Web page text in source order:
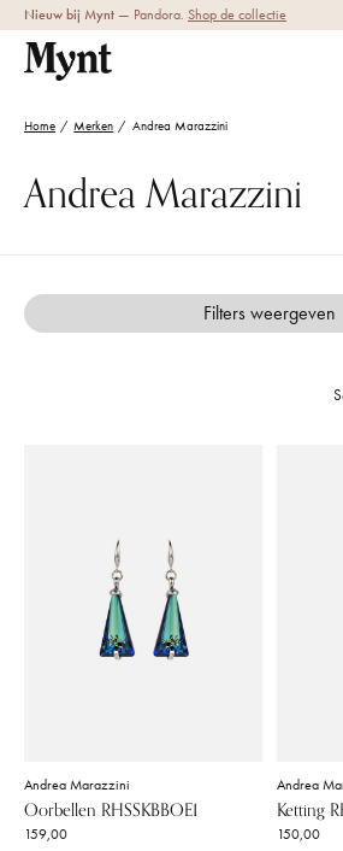
Nieuw bij Mynt — Pandora. Shop de collectie
Home / Merken / Andrea Marazzini
Andrea Marazzini
Filters weergeven
Andrea Marazzini
Oorbellen RHSSKBBOE1
159,00
Andrea
Ketting
150,00